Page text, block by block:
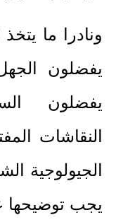
ونادرا ما
يفضلون
يفضلون
النقاشات
الجيولوجية
يجب توضيحها